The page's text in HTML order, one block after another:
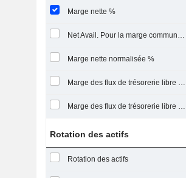
Marge nette %
Net Avail. Pour la marge commune %
Marge nette normalisée %
Marge des flux de trésorerie libre pour les actionnaires
Marge des flux de trésorerie libre pour l’ensemble des pourvoyeurs de fonds
Rotation des actifs
Rotation des actifs